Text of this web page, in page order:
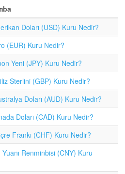
Doları (USD) Kuru Nedir?
(EUR) Kuru Nedir?
Yeni (JPY) Kuru Nedir?
Sterlini (GBP) Kuru Nedir?
Doları (AUD) Kuru Nedir?
Doları (CAD) Kuru Nedir?
Frankı (CHF) Kuru Nedir?
Renminbisi (CNY) Kuru